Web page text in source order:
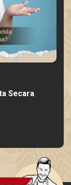
Secara